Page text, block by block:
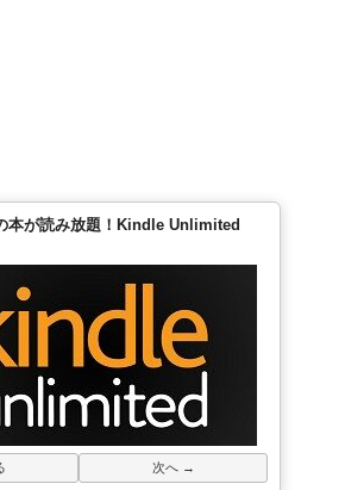
本が読み放題！Kindle Unlimited
次へ →